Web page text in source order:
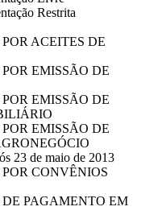
Restrita
ACEITES DE
EMISSÃO DE
EMISSÃO DE
EMISSÃO DE
23 de maio de 2013
CONVÊNIOS
PAGAMENTO EM